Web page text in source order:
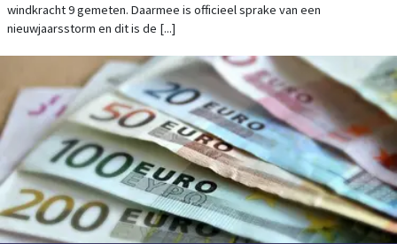
windkracht 9 gemeten. Daarmee is officieel sprake van een
nieuwjaarsstorm en dit is de [...]